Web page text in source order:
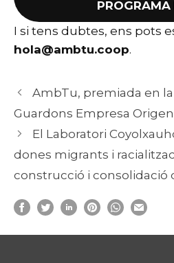
PROGRAMA
I si tens dubtes, ens pots
hola@ambtu.coop.
AmbTu, premiada en
Guardons Empresa
El Laboratori
dones migrants i
construcció i consolidació